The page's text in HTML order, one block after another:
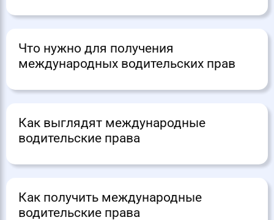
Что нужно для получения
международных водительских прав
Как выглядят международные
водительские права
Как получить международные
водительские права